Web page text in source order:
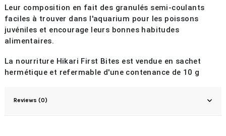
Leur composition en fait des granulés semi-coulants
faciles à trouver dans l'aquarium pour les poissons
juvéniles et encourage leurs bonnes habitudes
alimentaires.
La nourriture Hikari First Bites est vendue en sachet
hermétique et refermable d'une contenance de 10 g
Reviews (0)